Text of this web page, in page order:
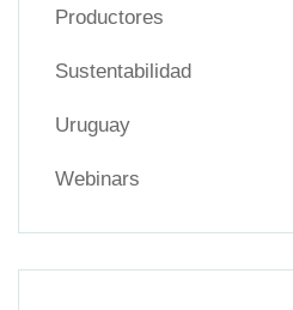
Productores
Sustentabilidad
Uruguay
Webinars